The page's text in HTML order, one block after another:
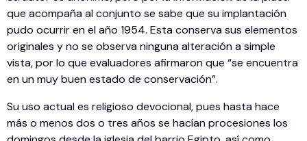
que acompaña al conjunto se sabe que su implantación
pudo ocurrir en el año 1954. Esta conserva sus elementos
originales y no se observa ninguna alteración a simple
vista, por lo que evaluadores afirmaron que “se encuentra
en un muy buen estado de conservación”.
Su uso actual es religioso devocional, pues hasta hace
más o menos dos o tres años se hacían procesiones los